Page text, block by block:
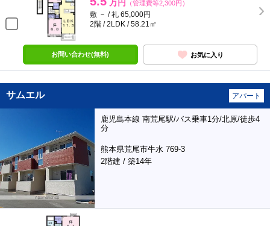
万円 （管理費等2,300円）
敷 － / 礼 65,000円
2階 / 2LDK / 58.21㎡
お問い合わせ(無料) お気に入り
サムエル アパート
鹿児島本線 南荒尾駅/バス乗車1分/北原/徒歩4
分
熊本県荒尾市牛水 769-3
2階建 / 築14年